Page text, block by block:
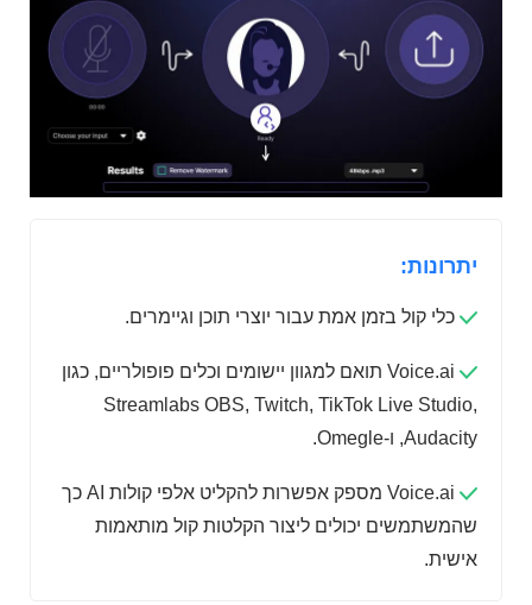
יתרונות:
כלי קול בזמן אמת עבור יוצרי תוכן וגיימרים.
Voice.ai תואם למגוון יישומים וכלים פופולריים, כגון
Streamlabs OBS, Twitch, TikTok Live Studio,
Audacity, ו-Omegle.
Voice.ai מספק אפשרות להקליט אלפי קולות AI כך
שהמשתמשים יכולים ליצור הקלטות קול מותאמות
אישית.